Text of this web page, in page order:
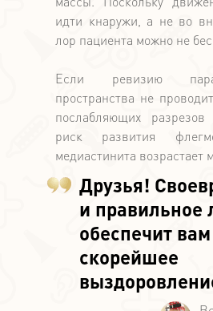
идти кнаружи, а не во
лор пациента можно не
Если ревизию
пространства не
послабляющих разрезов
риск развития
медиастинита возрастает
Друзья!
и правильное
обеспечит вам
скорейшее